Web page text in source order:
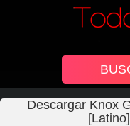
Descargar Knox